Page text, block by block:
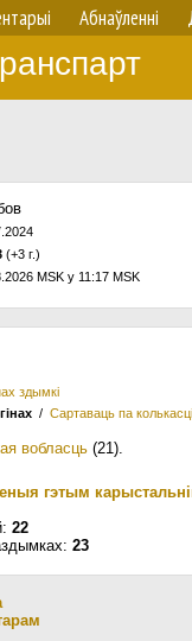
Абнаўленнi
(+3 г.)
MSK у 11:17 MSK
здымкі
/ Сартаваць па
вобласць (21).
гэтым
22
23